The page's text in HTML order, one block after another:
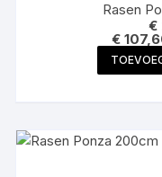
Rasen
€
€